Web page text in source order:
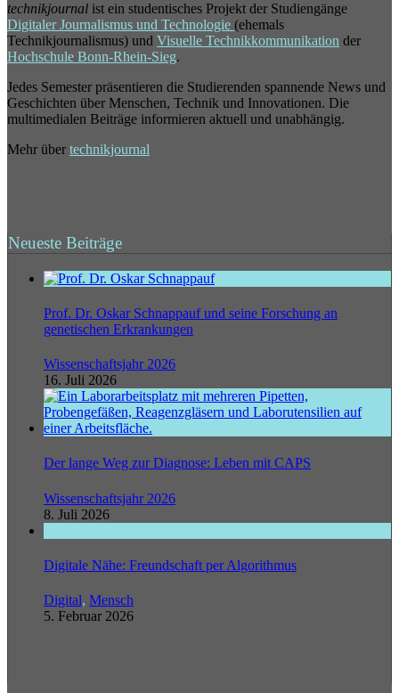
technikjournal ist ein studentisches Projekt der Studiengänge
Digitaler Journalismus und Technologie (ehemals
Technikjournalismus) und Visuelle Technikkommunikation der
Hochschule Bonn-Rhein-Sieg.
Jedes Semester präsentieren die Studierenden spannende News und
Geschichten über Menschen, Technik und Innovationen. Die
multimedialen Beiträge informieren aktuell und unabhängig.
Mehr über technikjournal
Neueste Beiträge
Prof. Dr. Oskar Schnappauf und seine Forschung an
genetischen Erkrankungen
Wissenschaftsjahr 2026
16. Juli 2026
Der lange Weg zur Diagnose: Leben mit CAPS
Wissenschaftsjahr 2026
8. Juli 2026
Digitale Nähe: Freundschaft per Algorithmus
Digital, Mensch
5. Februar 2026